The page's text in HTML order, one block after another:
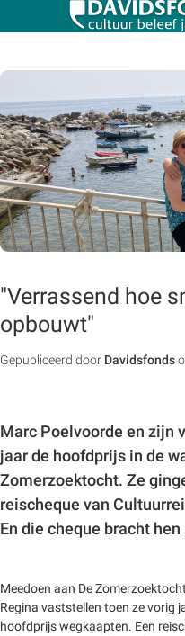
"Verrassend hoe
opbouwt"
Gepubliceerd door Davidsfonds
Marc Poelvoorde en zijn
jaar de hoofdprijs in de
Zomerzoektocht. Ze
reischeque van
En die cheque bracht hen
Meedoen aan De
Regina vaststellen toen ze vorig
hoofdprijs wegkaapten. Een
Zoek:
Zoeken